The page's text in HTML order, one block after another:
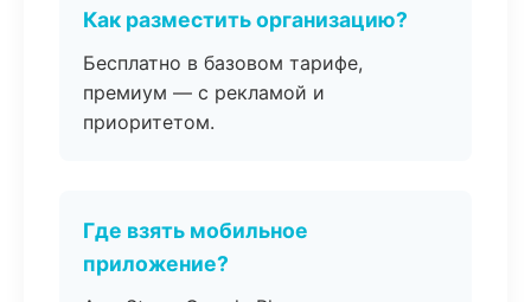
Как разместить организацию?
Бесплатно в базовом тарифе,
премиум — с рекламой и
приоритетом.
Где взять мобильное
приложение?